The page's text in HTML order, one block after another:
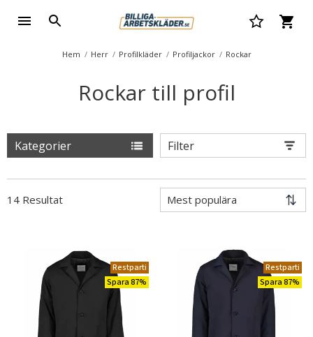
Hem Herr Profilkläder Profiljackor Rockar
Rockar till profil
Kategorier Filter
14 Resultat
Restparti
Spara 87%
Restparti
Spara 87%